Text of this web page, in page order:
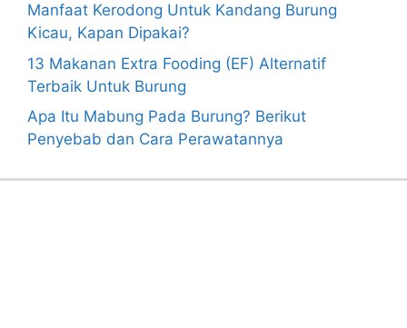
Manfaat Kerodong Untuk Kandang Burung
Kicau, Kapan Dipakai?
13 Makanan Extra Fooding (EF) Alternatif
Terbaik Untuk Burung
Apa Itu Mabung Pada Burung? Berikut
Penyebab dan Cara Perawatannya